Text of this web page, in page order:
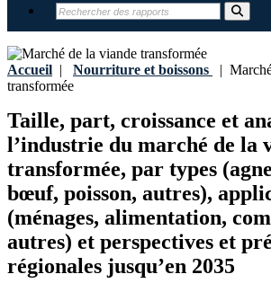
Accueil | Nourriture et boissons |
transformée
Taille, part, croissance et
l’industrie du marché de la
transformée, par types
bœuf, poisson, autres),
(ménages, alimentation,
autres) et perspectives et
régionales jusqu’en 2035